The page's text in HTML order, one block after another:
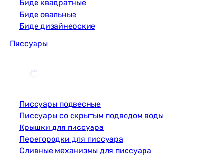
Биде квадратные
Биде овальные
Биде дизайнерские
Писсуары
Писсуары подвесные
Писсуары со скрытым подводом воды
Крышки для писсуара
Перегородки для писсуара
Сливные механизмы для писсуара